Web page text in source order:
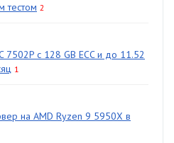
тестом 2
7502P с 128 GB ECC и до 11.52
1
на AMD Ryzen 9 5950X в